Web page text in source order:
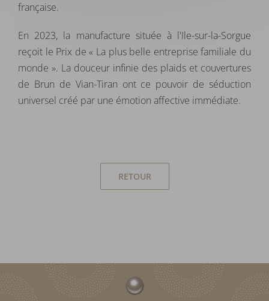
française.
En 2023, la manufacture située à l'Ile-sur-la-Sorgue
reçoit le Prix de « La plus belle entreprise familiale du
monde ». La douceur infinie des plaids et couvertures
de Brun de Vian-Tiran ont ce pouvoir de séduction
universel créé par une émotion affective immédiate.
RETOUR